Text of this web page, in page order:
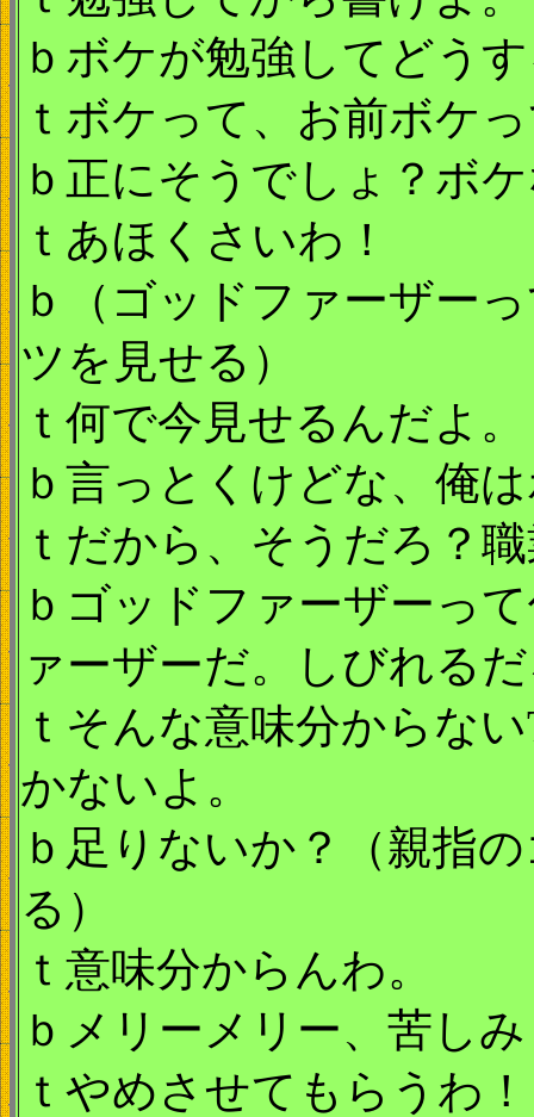
ｂボケが勉強してどう
ｔボケって、お前ボケ
ｂ正にそうでしょ？ボ
ｔあほくさいわ！
ｂ（ゴッドファーザー
ツを見せる）
ｔ何で今見せるんだよ。
ｂ言っとくけどな、俺
ｔだから、そうだろ？
ｂゴッドファーザーっ
ァーザーだ。しびれる
ｔそんな意味分からな
かないよ。
ｂ足りないか？（親指
る）
ｔ意味分からんわ。
ｂメリーメリー、苦し
ｔやめさせてもらうわ！